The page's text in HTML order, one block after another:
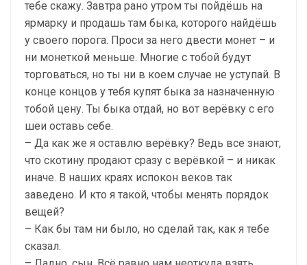
тебе скажу. Завтра рано утром ты пойдёшь на
ярмарку и продашь там быка, которого найдёшь
у своего порога. Проси за него двести монет – и
ни монеткой меньше. Многие с тобой будут
торговаться, но ты ни в коем случае не уступай. В
конце концов у тебя купят быка за назначенную
тобой цену. Ты быка отдай, но вот верёвку с его
шеи оставь себе.
– Да как же я оставлю верёвку? Ведь все знают,
что скотину продают сразу с верёвкой – и никак
иначе. В наших краях испокон веков так
заведено. И кто я такой, чтобы менять порядок
вещей?
– Как бы там ни было, но сделай так, как я тебе
сказал.